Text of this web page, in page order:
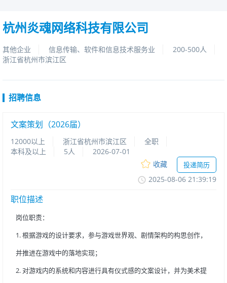
杭州炎魂网络科技有限公司
其他企业 信息传输、软件和信息技术服务业
200-500人
浙江省杭州市滨江区
招聘信息
文案策划（2026届）
12000以上 浙江省杭州市滨江区
全职
本科及以上
5人
2026-07-01
收藏
投递简历
2025-08-0621:39:19
职位描述
岗位职责：
1.根据游戏的设计要求，参与游戏世界观、剧情架构的构思创作，
并推进在游戏中的落地实现；
2.对游戏内的系统和内容进行具有仪式感的文案设计，并为美术提